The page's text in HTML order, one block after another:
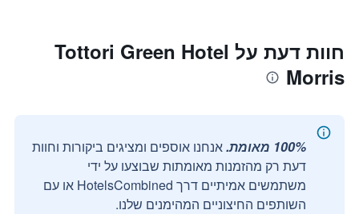
חוות דעת על Tottori Green Hotel
Morris
100% מאומת.
אנחנו אוספים ומציגים ביקורות וחוות
דעת רק מהזמנות מאומתות שבוצעו על ידי
משתמשים אמיתיים דרך HotelsCombined או עם
השותפים החיצוניים המהימנים שלנו.